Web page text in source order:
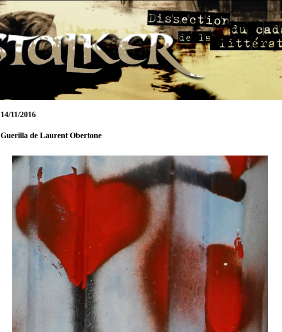
14/11/2016
Guerilla de Laurent Obertone